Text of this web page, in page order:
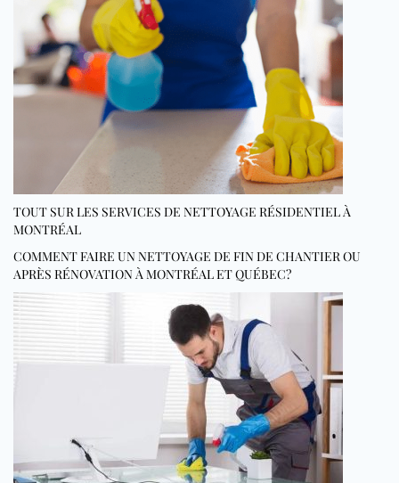
TOUT SUR LES SERVICES DE NETTOYAGE RÉSIDENTIEL À
MONTRÉAL
COMMENT FAIRE UN NETTOYAGE DE FIN DE CHANTIER OU
APRÈS RÉNOVATION À MONTRÉAL ET QUÉBEC?